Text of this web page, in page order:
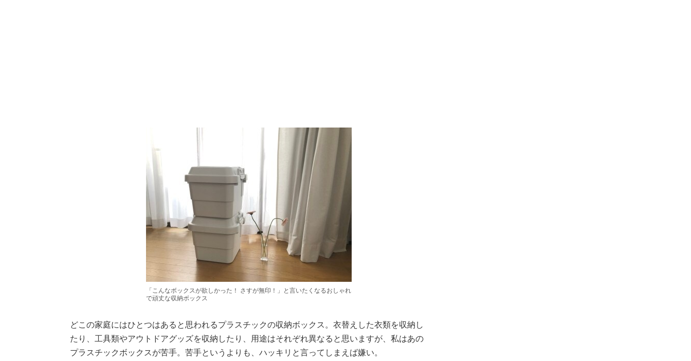
「こんなボックスが欲しかった！ さすが無印！」と言いたくなるおしゃれ
で頑丈な収納ボックス
どこの家庭にはひとつはあると思われるプラスチックの収納ボックス。衣替えした衣類を収納し
たり、工具類やアウトドアグッズを収納したり、用途はそれぞれ異なると思いますが、私はあの
プラスチックボックスが苦手。苦手というよりも、ハッキリと言ってしまえば嫌い。